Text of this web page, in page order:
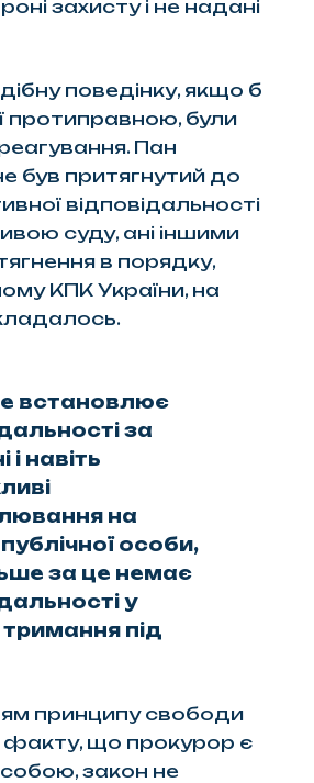
захисту і не надані
поведінку, якщо б
протиправною, були
Пан
був притягнутий до
відповідальності
суду, ані іншими
в порядку,
КПК України, на
встановлює
за
і навіть
на
особи,
за це немає
у
тримання під
принципу свободи
факту, що прокурор є
закон не